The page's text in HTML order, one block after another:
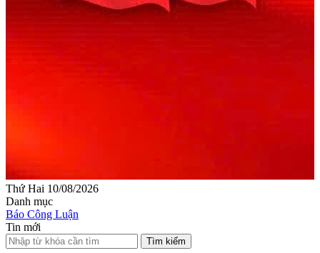
Thứ Hai 10/08/2026
Danh mục
Báo Công Luận
Tin mới
Tìm kiếm